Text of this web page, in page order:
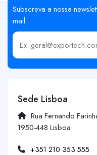
Subscreva a nossa
mail
Insira o seu email
Sede Lisboa
Rua Fernando
1950-448 Lisboa
+351 210 353 555